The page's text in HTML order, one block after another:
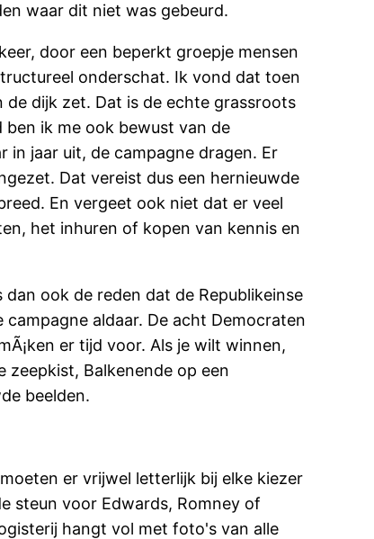
waar dit niet was gebeurd.
door een beperkt groepje mensen
onderschat. Ik vond dat toen
dijk zet. Dat is de echte grassroots
ik me ook bewust van de
in jaar uit, de campagne dragen. Er
Dat vereist dus een hernieuwde
En vergeet ook niet dat er veel
het inhuren of kopen van kennis en
ook de reden dat de Republikeinse
aldaar. De acht Democraten
er tijd voor. Als je wilt winnen,
zeepkist, Balkenende op een
beelden.
er vrijwel letterlijk bij elke kiezer
steun voor Edwards, Romney of
hangt vol met foto's van alle